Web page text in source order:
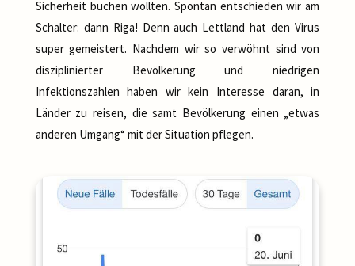
Sicherheit buchen wollten. Spontan entschieden wir am
Schalter: dann Riga! Denn auch Lettland hat den Virus
super gemeistert. Nachdem wir so verwöhnt sind von
disziplinierter Bevölkerung und niedrigen
Infektionszahlen haben wir kein Interesse daran, in
Länder zu reisen, die samt Bevölkerung einen „etwas
anderen Umgang“ mit der Situation pflegen.